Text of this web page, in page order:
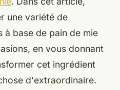
une variété de
à base de pain de mie
en vous donnant
cet ingrédient
d'extraordinaire.